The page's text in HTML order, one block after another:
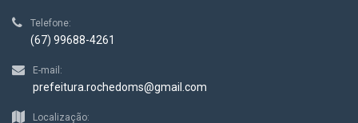
Telefone:
(67) 99688-4261
E-mail:
prefeitura.rochedoms@gmail.com
Localização: